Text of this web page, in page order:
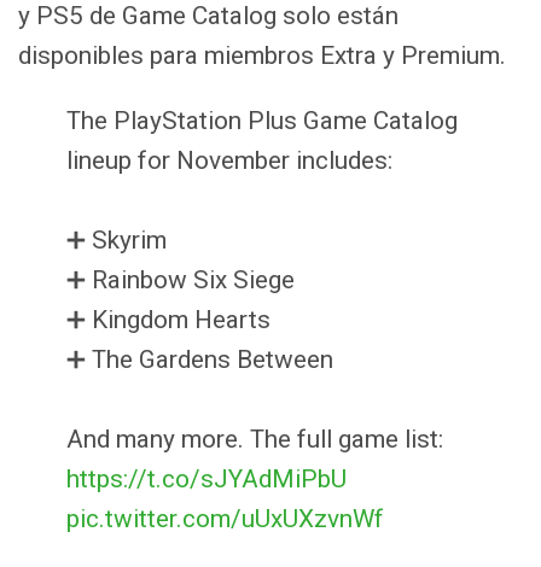
y PS5 de Game Catalog solo están
disponibles para miembros Extra y Premium.
The PlayStation Plus Game Catalog
lineup for November includes:
➕ Skyrim
➕ Rainbow Six Siege
➕ Kingdom Hearts
➕ The Gardens Between
And many more. The full game list:
https://t.co/sJYAdMiPbU
pic.twitter.com/uUxUXzvnWf